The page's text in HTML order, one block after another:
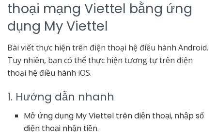
thoại mạng Viettel bằng ứng
dụng My Viettel
Bài viết thực hiện trên điện thoại hệ điều hành Android.
Tuy nhiên, bạn có thể thực hiện tương tự trên điện
thoại hệ điều hành iOS.
1. Hướng dẫn nhanh
Mở ứng dụng My Viettel trên điện thoại, nhập số
điện thoại nhận tiền.